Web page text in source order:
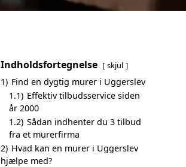
Indholdsfortegnelse skjul
1) Find en dygtig murer i Uggerslev
1.1) Effektiv tilbudsservice siden
år 2000
1.2) Sådan indhenter du 3 tilbud
fra et murerfirma
2) Hvad kan en murer i Uggerslev
hjælpe med?